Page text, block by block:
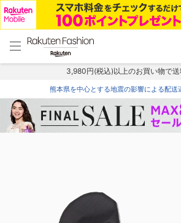
menu home
トップ
3,980円(税込)以上のお買い物で送
熊本県を中心とする地震の影響による配送